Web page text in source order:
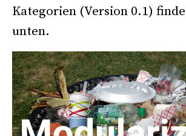
Kategorien (Version 0.1)
unten.